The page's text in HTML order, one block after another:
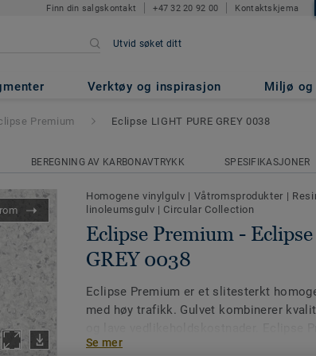
Finn din salgskontakt +47 32 20 92 00 Kontaktskjema
Utvid søket ditt
Verktøy og inspirasjon Miljø og
LIGHT PURE GREY
Premium Eclipse LIGHT PURE GREY 0038
BEREGNING AV KARBONAVTRYKK SPESIFIKASJONER
Homogene vinylgulv | Våtromsprodukter |
linoleumsgulv | Circular Collection
Eclipse Premium -
GREY 0038
Eclipse Premium er et slitesterkt
med høy trafikk. Gulvet kombinerer
farger fordelt på to designvarianter;
Se mer